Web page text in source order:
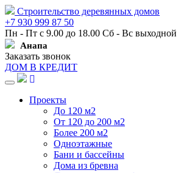
Строительство деревянных домов
+7 930 999 87 50
Пн - Пт с 9.00 до 18.00 Сб - Вс выходной
Анапа
Заказать звонок
ДОМ В КРЕДИТ
Навигация
Проекты
До 120 м2
От 120 до 200 м2
Более 200 м2
Одноэтажные
Бани и бассейны
Дома из бревна